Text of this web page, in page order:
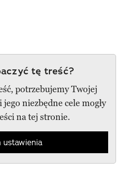
tę treść?
potrzebujemy Twojej
niezbędne cele mogły
na tej stronie.
ustawienia